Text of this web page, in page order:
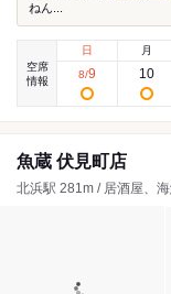
ねん...
空席
情報
日
8/9
月
10
魚蔵 伏見町店
北浜駅 281m / 居酒屋、海